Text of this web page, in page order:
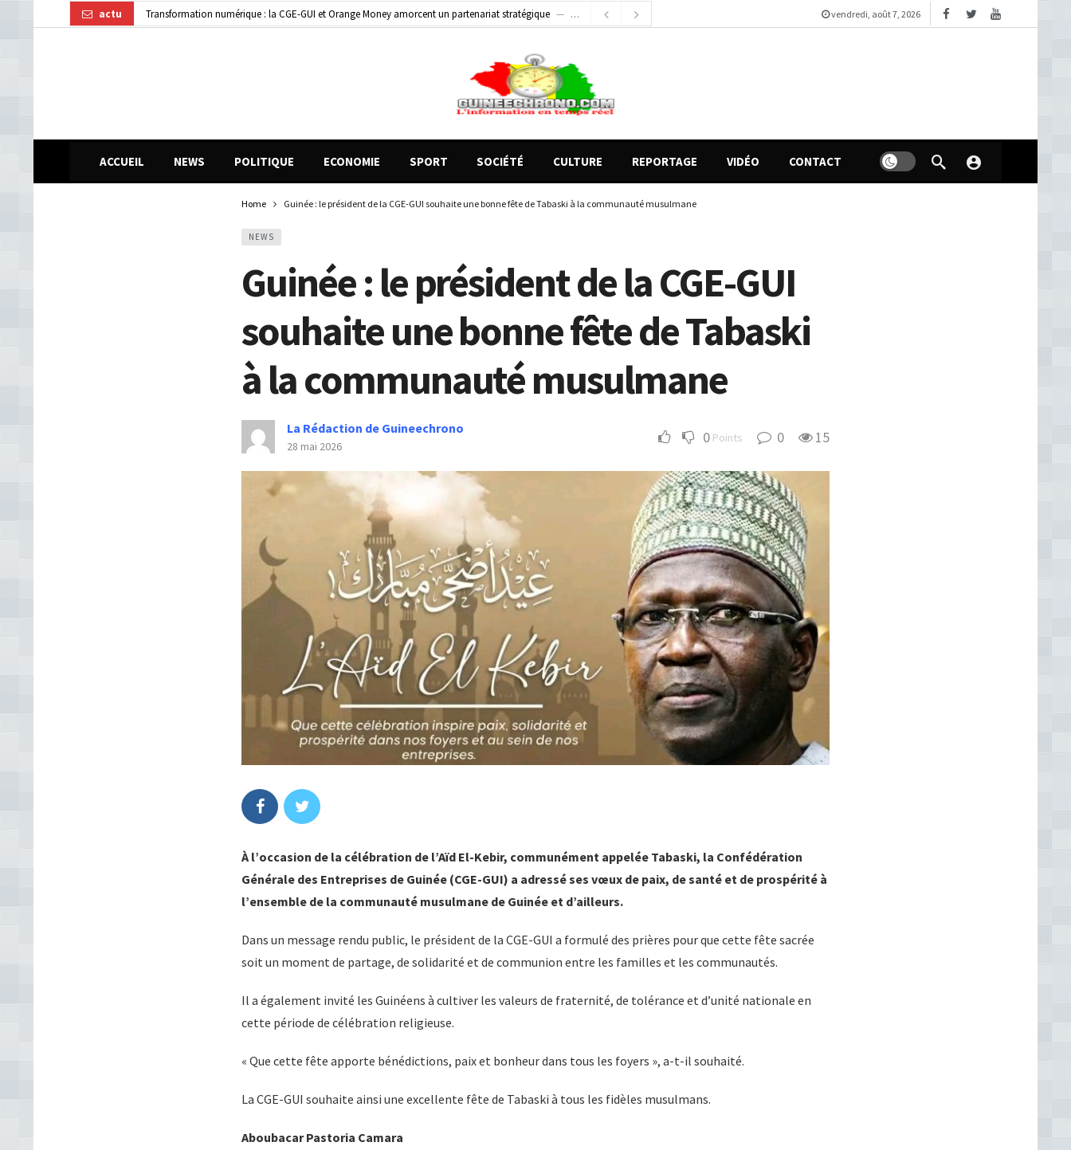
actu Transformation numérique : la CGE-GUI et Orange Money amorcent un partenariat stratégique
11 heures ago
vendredi, août 7, 2026
ACCUEIL NEWS POLITIQUE ECONOMIE SPORT SOCIÉTÉ CULTURE REPORTAGE VIDÉO CONTACT
Home Guinée : le président de la CGE-GUI souhaite une bonne fête de Tabaski à la communauté musulmane
NEWS
Guinée : le président de la CGE-GUI
souhaite une bonne fête de Tabaski
à la communauté musulmane
La Rédaction de Guineechrono
28 mai 2026 0 Points 0 15
À l’occasion de la célébration de l’Aïd El-Kebir, communément appelée Tabaski, la Confédération
Générale des Entreprises de Guinée (CGE-GUI) a adressé ses vœux de paix, de santé et de prospérité à
l’ensemble de la communauté musulmane de Guinée et d’ailleurs.
Dans un message rendu public, le président de la CGE-GUI a formulé des prières pour que cette fête sacrée
soit un moment de partage, de solidarité et de communion entre les familles et les communautés.
Il a également invité les Guinéens à cultiver les valeurs de fraternité, de tolérance et d’unité nationale en
cette période de célébration religieuse.
« Que cette fête apporte bénédictions, paix et bonheur dans tous les foyers », a-t-il souhaité.
La CGE-GUI souhaite ainsi une excellente fête de Tabaski à tous les fidèles musulmans.
Aboubacar Pastoria Camara